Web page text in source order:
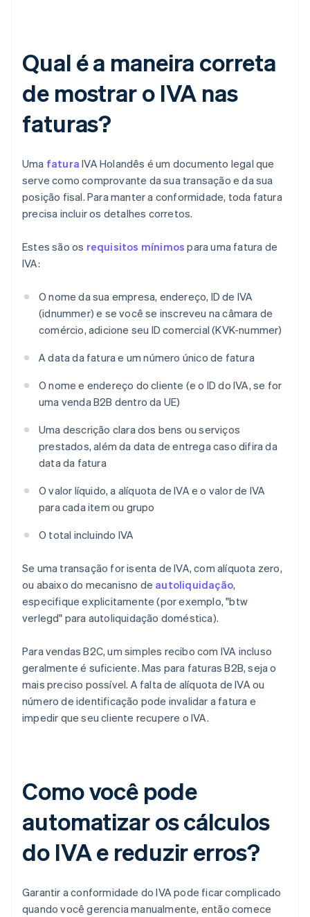
Qual é a maneira correta
de mostrar o IVA nas
faturas?
Uma fatura IVA Holandês é um documento legal que
serve como comprovante da sua transação e da sua
posição fisal. Para manter a conformidade, toda fatura
precisa incluir os detalhes corretos.
Estes são os requisitos mínimos para uma fatura de
IVA:
O nome da sua empresa, endereço, ID de IVA
(idnummer) e se você se inscreveu na câmara de
comércio, adicione seu ID comercial (KVK-nummer)
A data da fatura e um número único de fatura
O nome e endereço do cliente (e o ID do IVA, se for
uma venda B2B dentro da UE)
Uma descrição clara dos bens ou serviços
prestados, além da data de entrega caso difira da
data da fatura
O valor líquido, a alíquota de IVA e o valor de IVA
para cada item ou grupo
O total incluindo IVA
Se uma transação for isenta de IVA, com alíquota zero,
ou abaixo do mecanisno de autoliquidação,
especifique explicitamente (por exemplo, "btw
verlegd" para autoliquidação doméstica).
Para vendas B2C, um simples recibo com IVA incluso
geralmente é suficiente. Mas para faturas B2B, seja o
mais preciso possível. A falta de alíquota de IVA ou
número de identificação pode invalidar a fatura e
impedir que seu cliente recupere o IVA.
Como você pode
automatizar os cálculos
do IVA e reduzir erros?
Garantir a conformidade do IVA pode ficar complicado
quando você gerencia manualmente, então comece